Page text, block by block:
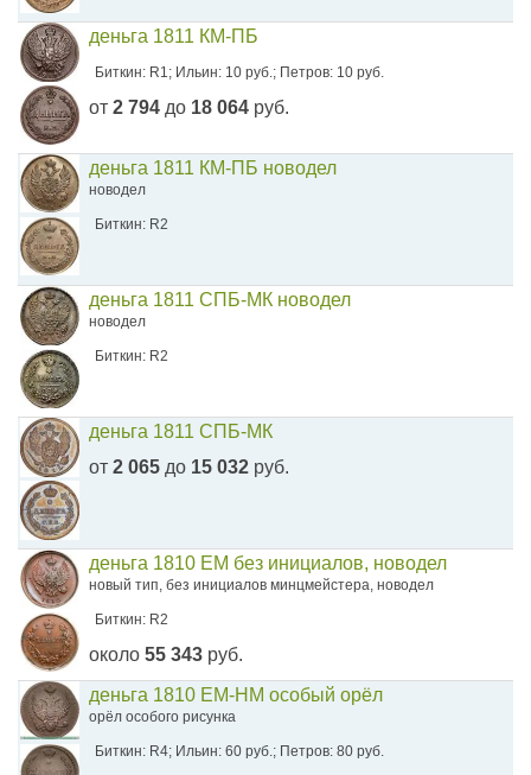
деньга 1811 КМ-ПБ
Биткин: R1; Ильин: 10 руб.; Петров: 10 руб.
от 2 794 до 18 064 руб.
деньга 1811 КМ-ПБ новодел
новодел
Биткин: R2
деньга 1811 СПБ-МК новодел
новодел
Биткин: R2
деньга 1811 СПБ-МК
от 2 065 до 15 032 руб.
деньга 1810 ЕМ без инициалов, новодел
новый тип, без инициалов минцмейстера, новодел
Биткин: R2
около 55 343 руб.
деньга 1810 ЕМ-НМ особый орёл
орёл особого рисунка
Биткин: R4; Ильин: 60 руб.; Петров: 80 руб.